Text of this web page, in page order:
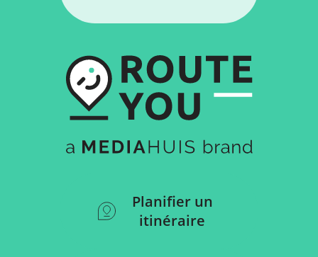
Planifier un
itinéraire